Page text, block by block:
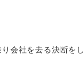
会社を去る決断をし